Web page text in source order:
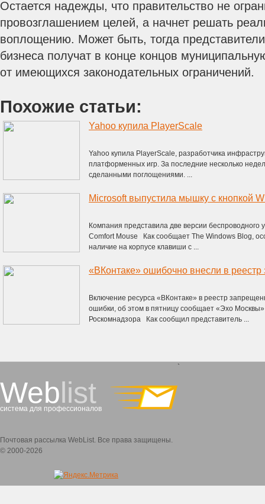
Остается надежды, что правительство не
провозглашением целей, а начнет решать
воплощению. Может быть, тогда
бизнеса получат в конце концов
от имеющихся законодательных ограничений.
Похожие статьи:
Yahoo купила PlayerScale
Yahoo купила PlayerScale, разработчика
платформенных игр. За последние несколько
сделанными поглощениями. ...
Microsoft выпустила мышку с кнопкой
Компания представила две версии беспроводного
Comfort Mouse Как сообщает The Windows Blog,
наличие на корпусе клавиши с ...
«ВКонтаке» ошибочно внесли в
Включение ресурса «ВКонтаке» в реестр
ошибки, об этом в пятницу сообщает «Эхо
Роскомнадзора Как сообщил представитель ...
Weblist
система для профессионалов
`
Почтовая рассылка WebList. Все права защищены.
© 2000-2026